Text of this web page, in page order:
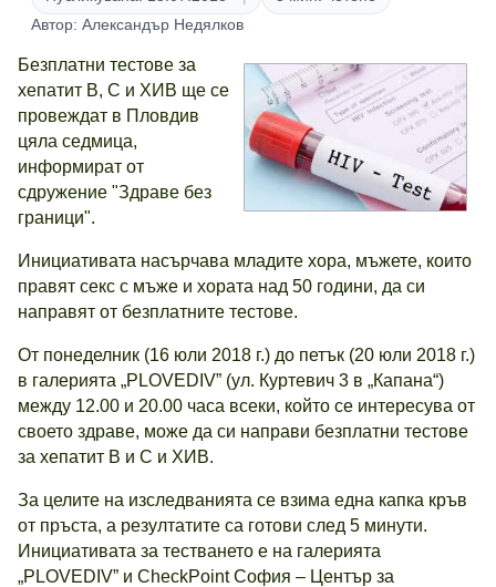
Автор: Александър Недялков
Безплатни тестове за
хепатит В, С и ХИВ ще се
провеждат в Пловдив
цяла седмица,
информират от
сдружение "Здраве без
граници".
Инициативата насърчава младите хора, мъжете, които
правят секс с мъже и хората над 50 години, да си
направят от безплатните тестове.
От понеделник (16 юли 2018 г.) до петък (20 юли 2018 г.)
в галерията „PLOVEDIV” (ул. Куртевич 3 в „Капана“)
между 12.00 и 20.00 часа всеки, който се интересува от
своето здраве, може да си направи безплатни тестове
за хепатит В и С и ХИВ.
За целите на изследванията се взима една капка кръв
от пръста, а резултатите са готови след 5 минути.
Инициативата за тестването е на галерията
„PLOVEDIV” и CheckPoint София – Център за